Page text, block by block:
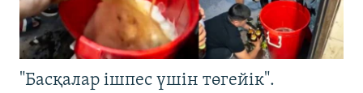
"Басқалар ішпес үшін төгейік".